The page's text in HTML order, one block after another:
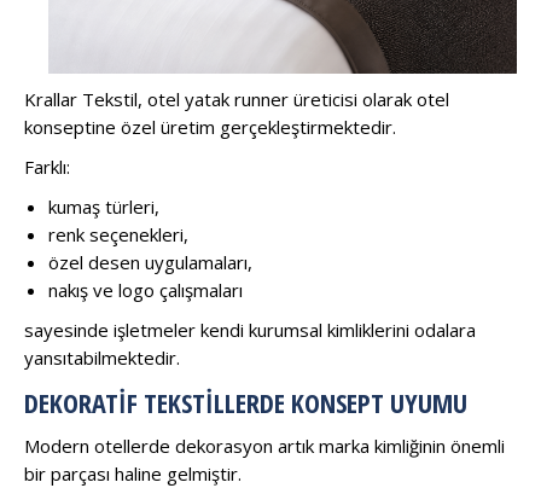
Krallar Tekstil, otel yatak runner üreticisi olarak otel
konseptine özel üretim gerçekleştirmektedir.
Farklı:
kumaş türleri,
renk seçenekleri,
özel desen uygulamaları,
nakış ve logo çalışmaları
sayesinde işletmeler kendi kurumsal kimliklerini odalara
yansıtabilmektedir.
DEKORATIF TEKSTILLERDE KONSEPT UYUMU
Modern otellerde dekorasyon artık marka kimliğinin önemli
bir parçası haline gelmiştir.